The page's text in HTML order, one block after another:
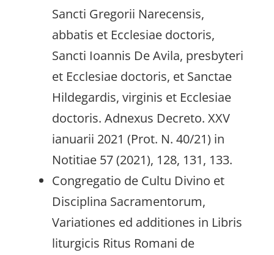
Sancti Gregorii Narecensis,
abbatis et Ecclesiae doctoris,
Sancti Ioannis De Avila, presbyteri
et Ecclesiae doctoris, et Sanctae
Hildegardis, virginis et Ecclesiae
doctoris. Adnexus Decreto. XXV
ianuarii 2021 (Prot. N. 40/21) in
Notitiae 57 (2021), 128, 131, 133.
Congregatio de Cultu Divino et
Disciplina Sacramentorum,
Variationes ed additiones in Libris
liturgicis Ritus Romani de